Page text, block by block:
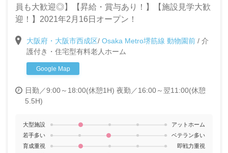
員も大歓迎◎】【昇給・賞与あり！】【施設見学大歓
迎！】2021年2月16日オープン！
大阪府・大阪市西成区/ Osaka Metro堺筋線 動物園前 / 介
護付き・住宅型有料老人ホーム
Google Map
日勤／9:00～18:00(休憩1H) 夜勤／16:00～翌11:00(休憩
5.5H)
大型施設
アットホーム
若手多い
ベテラン多い
育成重視
即戦力重視